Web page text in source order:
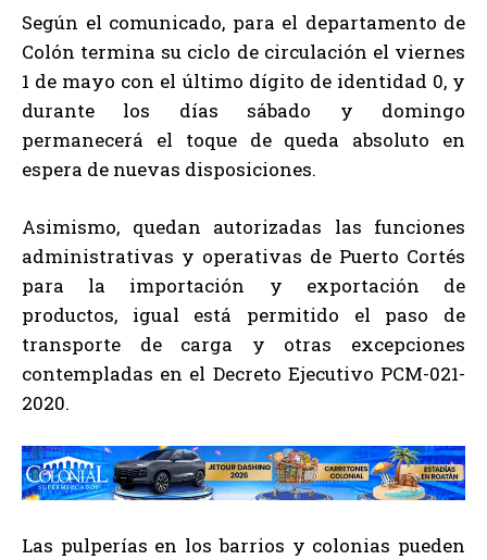
Según el comunicado, para el departamento de
Colón termina su ciclo de circulación el viernes
1 de mayo con el último dígito de identidad 0, y
durante los días sábado y domingo
permanecerá el toque de queda absoluto en
espera de nuevas disposiciones.
Asimismo, quedan autorizadas las funciones
administrativas y operativas de Puerto Cortés
para la importación y exportación de
productos, igual está permitido el paso de
transporte de carga y otras excepciones
contempladas en el Decreto Ejecutivo PCM-021-
2020.
Las pulperías en los barrios y colonias pueden